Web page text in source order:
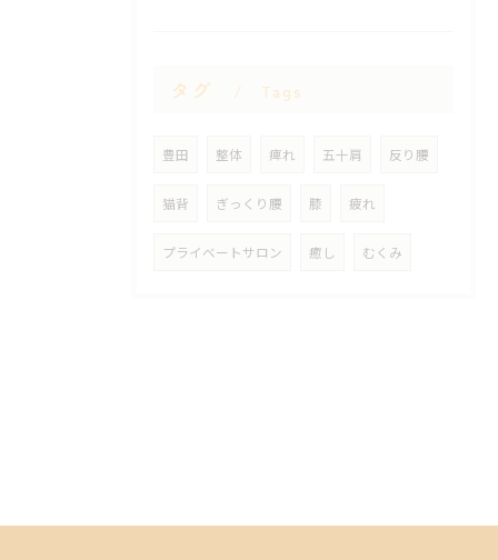
タグ Tags
豊田 整体 痺れ 五十肩 反り腰
猫背 ぎっくり腰 膝 疲れ
プライベートサロン 癒し むくみ